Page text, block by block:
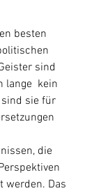
besten
sind
lange  kein
sind sie für
die
werden. Das